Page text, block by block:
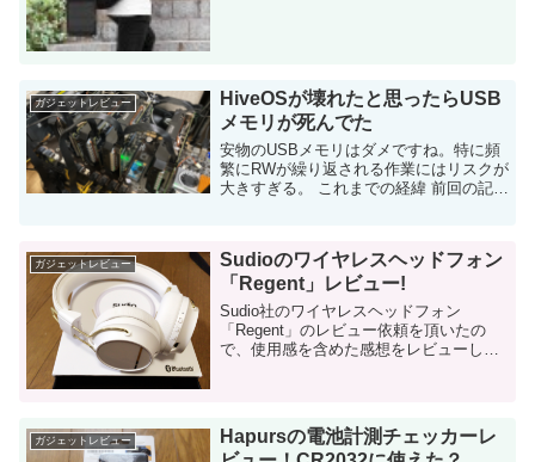
ガジェットレビュー
HiveOSが壊れたと思ったらUSB
メモリが死んでた
安物のUSBメモリはダメですね。特に頻
繁にRWが繰り返される作業にはリスクが
大きすぎる。 これまでの経緯 前回の記事
ガジェットレビュー
Sudioのワイヤレスヘッドフォン
「Regent」レビュー!
Sudio社のワイヤレスヘッドフォン
「Regent」のレビュー依頼を頂いたの
で、使用感を含めた感想をレビューしま
ガジェットレビュー
Hapursの電池計測チェッカーレ